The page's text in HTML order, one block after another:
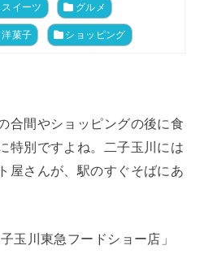
イーツ グルメ
菓子 ショッピング
合間やショッピングの後に食
特別ですよね。二子玉川には
屋さんが、駅のすぐそばにあ
玉川東急フードショー店」